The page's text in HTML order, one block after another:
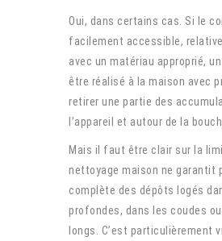
Oui, dans certains cas. Si le
facilement accessible,
avec un matériau approprié,
être réalisé à la maison avec
retirer une partie des
l’appareil et autour de la
Mais il faut être clair sur la
nettoyage maison ne garantit
complète des dépôts logés
profondes, dans les coudes
longs. C’est particulièrement